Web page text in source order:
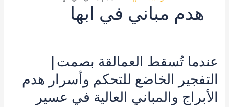
هدم مباني في ابها
عندما تُسقط العمالقة بصمت|
التفجير الخاضع للتحكم وأسرار هدم
الأبراج والمباني العالية في عسير
تُسقط
العمالقة
بصمت|
التفجير